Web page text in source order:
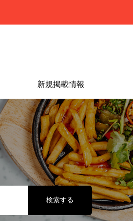
新規掲載情報
検索する